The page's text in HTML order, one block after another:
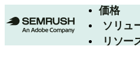
価格
ソリュ
リソー